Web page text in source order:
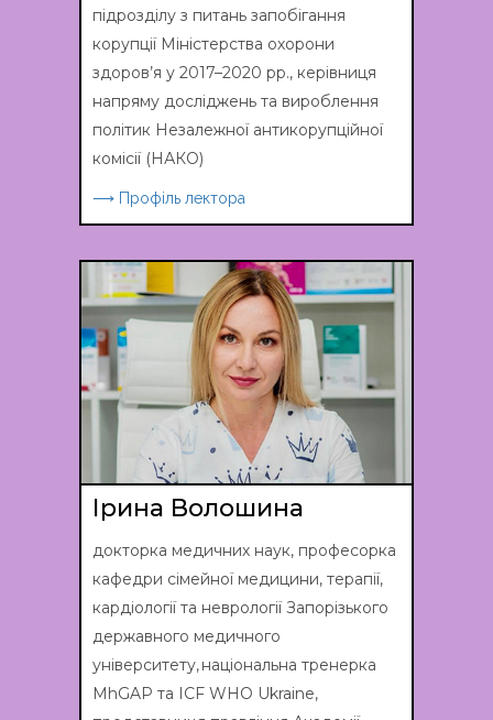
підрозділу з питань запобігання
корупції Міністерства охорони
здоров’я у 2017–2020 рр., керівниця
напряму досліджень та вироблення
політик Незалежної антикорупційної
комісії (НАКО)
⟶ Профіль лектора
Ірина Волошина
докторка медичних наук, професорка
кафедри сімейної медицини, терапії,
кардіології та неврології Запорізького
державного медичного
університету, національна тренерка
MhGAP та ICF WHO Ukraine,